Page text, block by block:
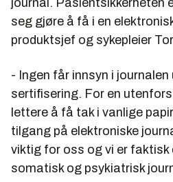
journal. Pasientsikkerheten
seg gjøre å få i en
produktsjef og sykepleier
- Ingen får innsyn i
sertifisering. For en
lettere å få tak i vanlige
tilgang på elektroniske
viktig for oss og vi er
somatisk og psykiatrisk